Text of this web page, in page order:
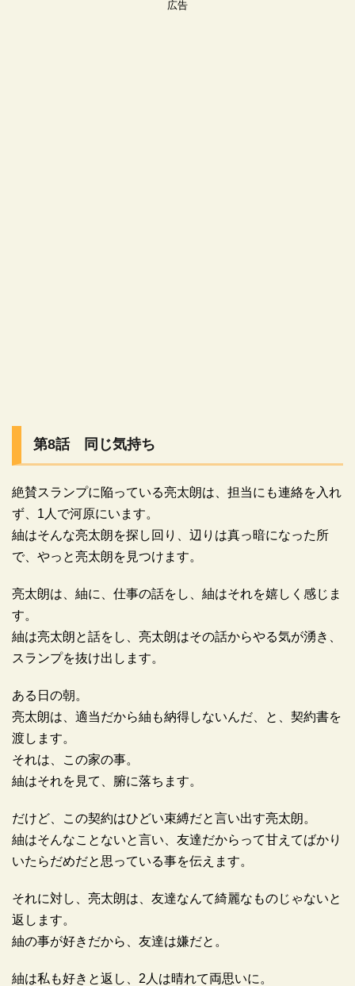
広告
第8話 同じ気持ち
絶賛スランプに陥っている亮太朗は、担当にも連絡を入れ
ず、1人で河原にいます。
紬はそんな亮太朗を探し回り、辺りは真っ暗になった所
で、やっと亮太朗を見つけます。
亮太朗は、紬に、仕事の話をし、紬はそれを嬉しく感じま
す。
紬は亮太朗と話をし、亮太朗はその話からやる気が湧き、
スランプを抜け出します。
ある日の朝。
亮太朗は、適当だから紬も納得しないんだ、と、契約書を
渡します。
それは、この家の事。
紬はそれを見て、腑に落ちます。
だけど、この契約はひどい束縛だと言い出す亮太朗。
紬はそんなことないと言い、友達だからって甘えてばかり
いたらだめだと思っている事を伝えます。
それに対し、亮太朗は、友達なんて綺麗なものじゃないと
返します。
紬の事が好きだから、友達は嫌だと。
紬は私も好きと返し、2人は晴れて両思いに。